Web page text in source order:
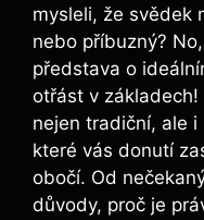
mysleli, že svědek
nebo příbuzný?
představa o
otřást v
nejen tradiční, ale
které vás donutí
obočí. Od
důvody, proč je